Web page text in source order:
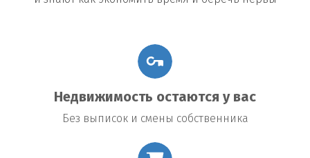
Недвижимость остаются у вас
Без выписок и смены собственника